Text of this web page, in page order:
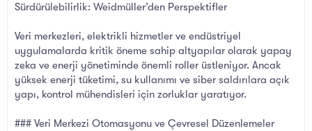
Sürdürülebilirlik: Weidmüller’den Perspektifler
Veri merkezleri, elektrikli hizmetler ve endüstriyel
uygulamalarda kritik öneme sahip altyapılar olarak yapay
zeka ve enerji yönetiminde önemli roller üstleniyor. Ancak
yüksek enerji tüketimi, su kullanımı ve siber saldırılara açık
yapı, kontrol mühendisleri için zorluklar yaratıyor.
### Veri Merkezi Otomasyonu ve Çevresel Düzenlemeler